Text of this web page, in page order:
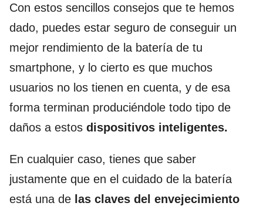
Con estos sencillos consejos que te hemos
dado, puedes estar seguro de conseguir un
mejor rendimiento de la batería de tu
smartphone, y lo cierto es que muchos
usuarios no los tienen en cuenta, y de esa
forma terminan produciéndole todo tipo de
daños a estos dispositivos inteligentes.
En cualquier caso, tienes que saber
justamente que en el cuidado de la batería
está una de las claves del envejecimiento